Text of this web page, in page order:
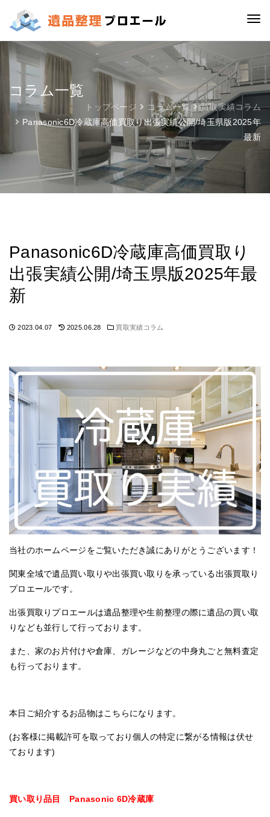
コラム一覧
トップページ コラム一覧
買取実績コラム
Panasonic6D冷蔵庫高価買取り出張実績公開/埼玉県版2025年
最新
Panasonic6D冷蔵庫高価買取り
出張実績公開/埼玉県版2025年最
新
2023.04.07 2025.06.28 買取実績コラム
当社のホームページをご覧いただき誠にありがとうございます！
関東全域で遺品買い取りや出張買い取りを承っている出張買取り
プロエールです。
出張買取りプロエールは遺品整理や生前整理の際に遺品の買い取
りなども並行して行っております。
また、家のお片付けや倉庫、ガレージなどの中身丸ごと無料査定
も行っております。
本日ご紹介するお品物はこちらになります。
(お客様に掲載許可を取っており個人の特定に繋がる情報は伏せ
ております)
買い取り品目 Panasonic 6D冷蔵庫